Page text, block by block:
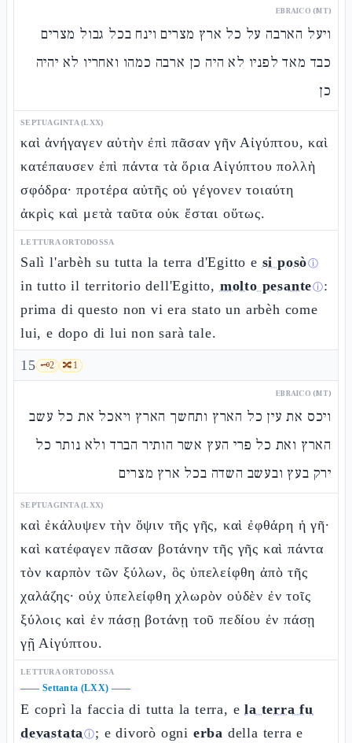
EBRAICO (MT)
ויעל הארבה על כל ארץ מצרים וינח בכל גבול מצרים
כבד מאד לפניו לא היה כן ארבה כמהו ואחריו לא יהיה
כן
SEPTUAGINTA (LXX)
καὶ ἀνήγαγεν αὐτὴν ἐπὶ πᾶσαν γῆν Αἰγύπτου, καὶ
κατέπαυσεν ἐπὶ πάντα τὰ ὅρια Αἰγύπτου πολλὴ
σφόδρα· προτέρα αὐτῆς οὐ γέγονεν τοιαύτη
ἀκρὶς καὶ μετὰ ταῦτα οὐκ ἔσται οὕτως.
LETTURA ORTODOSSA
Salì l'arbèh su tutta la terra d'Egitto e si posòⓘ
in tutto il territorio dell'Egitto, molto pesanteⓘ:
prima di questo non vi era stato un arbèh come
lui, e dopo di lui non sarà tale.
15 🗝️2 🔀1
EBRAICO (MT)
ויכס את עין כל הארץ ותחשך הארץ ויאכל את כל עשב
הארץ ואת כל פרי העץ אשר הותיר הברד ולא נותר כל
ירק בעץ ובעשב השדה בכל ארץ מצרים
SEPTUAGINTA (LXX)
καὶ ἐκάλυψεν τὴν ὄψιν τῆς γῆς, καὶ ἐφθάρη ἡ γῆ·
καὶ κατέφαγεν πᾶσαν βοτάνην τῆς γῆς καὶ πάντα
τὸν καρπὸν τῶν ξύλων, ὃς ὑπελείφθη ἀπὸ τῆς
χαλάζης· οὐχ ὑπελείφθη χλωρὸν οὐδὲν ἐν τοῖς
ξύλοις καὶ ἐν πάσῃ βοτάνῃ τοῦ πεδίου ἐν πάσῃ
γῇ Αἰγύπτου.
LETTURA ORTODOSSA
—— Settanta (LXX) ——
E coprì la faccia di tutta la terra, ela terra fu
devastataⓘ; e divorò ogni erba della terra e